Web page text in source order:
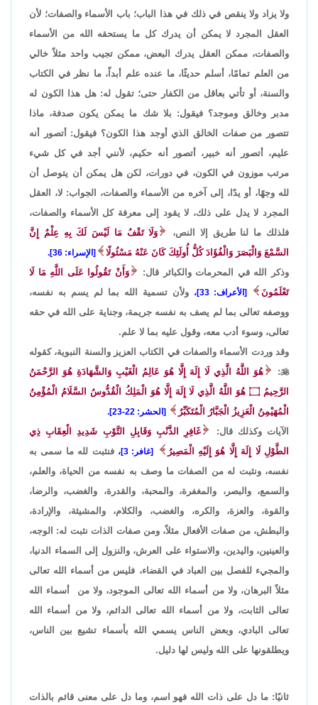
ولا يزاد ولا ينقص في ذلك في هذا الباب؛ باب الأسماء والصفات؛ لأن
العقل المجرد لا يمكن أن يدرك كل ما يستحقه الله من الأسماء
والصفات، ممكن العقل يدرك البعض، ممكن تجيب واحد مثلاً خالي
من العلم تمامًا، أسلم حديثًا، ما عنده علم أبداً، ما نظر في الكتاب
والسنة، أو تأتي بعاقل من الكفار حتى؛ تقول له: هل هذا الكون له
مدبر وخالق وموجد؟ فيقول: بلا شك ما يمكن يكون صدفة، ماذا
تتصور من صفات الخالق الذي أوجد هذا الكون؟ فيقول: أتصور أنه
عليم، أتصور أنه خبير، أتصور أنه حكيم، لأنني أجد في كل شيء
مرتب موزون في الكون، في دورات، لكن هل يمكن أن يتوصل أن
لله وجهًا، أو يدًا، إلى آخره من الأسماء والصفات، الجواب: لا، العقل
المجرد لا يدل على ذلك، لا يقود إلى معرفة كل الأسماء والصفات،
فلذلك ما لنا طريق إلا النص،
وَلَا تَقْفُ مَا لَيْسَ لَكَ بِهِ عِلْمٌ إِنَّ
السَّمْعَ وَالْبَصَرَ وَالْفُؤَادَ كُلُّ أُولَئِكَ كَانَ عَنْهُ مَسْئُولًا
[الإسراء: 36].
وذكر الله في المحرمات والكبائر قال:
وَأَنْ تَقُولُوا عَلَى اللَّهِ مَا لَا
تَعْلَمُونَ
[الأعراف: 33]،
ولأن تسمية الله بما لم يسم به نفسه،
ووصفه تعالى بما لم يصف به نفسه جريمة، وجناية على الله في حقه
تعالى، وسوء أدب معه، وقول عليه بما لا علم.
وقد وردت الأسماء والصفات في الكتاب العزيز والسنة النبوية، كقوله

:
هُوَ اللَّهُ الَّذِي لَا إِلَهَ إِلَّا هُوَ عَالِمُ الْغَيْبِ وَالشَّهَادَةِ هُوَ الرَّحْمَنُ
الرَّحِيمُ ۝
هُوَ اللَّهُ الَّذِي لَا إِلَهَ إِلَّا هُوَ الْمَلِكُ الْقُدُّوسُ السَّلَامُ الْمُؤْمِنُ
الْمُهَيْمِنُ الْعَزِيزُ الْجَبَّارُ الْمُتَكَبِّرُ
[الحشر: 22-23].
الآيات وكذلك قال:
غَافِرِ الذَّنْبِ وَقَابِلِ التَّوْبِ شَدِيدِ الْعِقَابِ ذِي
الطَّوْلِ لَا إِلَهَ إِلَّا هُوَ إِلَيْهِ الْمَصِيرُ
[غافر: 3]،
فنثبت لله ما سمى به
نفسه، ونثبت له من الصفات ما وصف به نفسه من الحياة، والعلم،
والسمع، والبصر، والمغفرة، والمحبة، والقدرة، والغضب، والرضا،
والقوة، والعزة، والكره، والغضب، والكلام، والمشيئة، والإرادة،
والبطش، من صفات الأفعال مثلاً، ومن صفات الذات نثبت له: الوجه،
والعينين، واليدين، والاستواء على العرش، والنزول إلى السماء الدنيا،
والمجيء للفصل بين العباد في القضاء، فليس من أسماء الله تعالى
مثلاً البرهان، ولا من أسماء الله تعالى الموجود، ولا من أسماء الله
تعالى الثابت، ولا من أسماء الله تعالى الدائم، ولا من أسماء الله
تعالى البادي، وبعض الناس يسمي الله بأسماء تشيع بين الناس،
ويطلقونها على الله وليس لها دليل.
ثانيًا: ما دل على ذات الله فهو اسم، وما دل على معنى قائم بالذات